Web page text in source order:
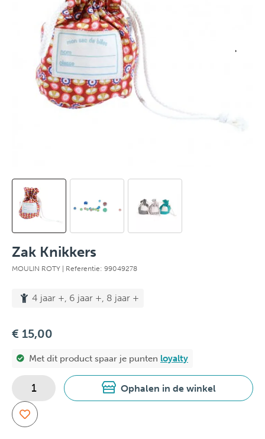
Zak Knikkers
MOULIN ROTY | Referentie: 99049278
4 jaar +, 6 jaar +, 8 jaar +
€ 15,00
Met dit product spaar je punten loyalty
Ophalen in de winkel